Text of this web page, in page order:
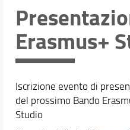
Orario e calendari
Erasmus+
Iscrizione evento di
del prossimo Bando
Studio